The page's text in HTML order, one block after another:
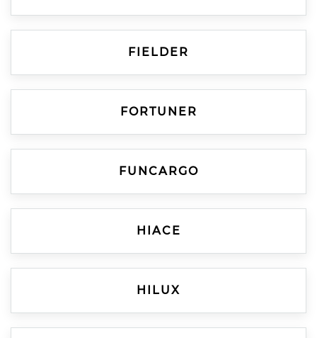
FIELDER
FORTUNER
FUNCARGO
HIACE
HILUX